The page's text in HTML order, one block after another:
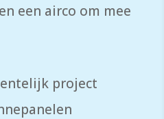
een airco om mee
project